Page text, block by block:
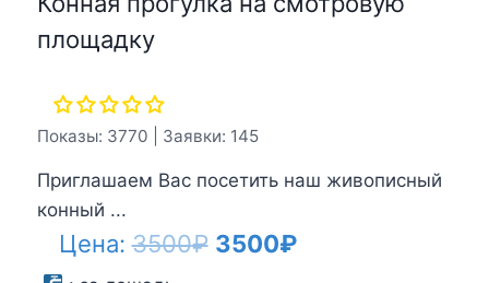
площадку
Показы: 3770 | Заявки: 145
Приглашаем Вас посетить наш живописный
конный ...
Цена:3500₽ Первоначальная
3500₽Текущая